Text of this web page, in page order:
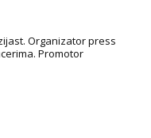
Organizator press
Promotor